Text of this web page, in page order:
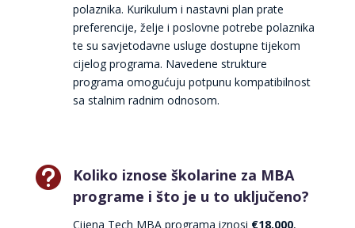
polaznika. Kurikulum i nastavni plan prate
preferencije, želje i poslovne potrebe polaznika
te su savjetodavne usluge dostupne tijekom
cijelog programa. Navedene strukture
programa omogućuju potpunu kompatibilnost
sa stalnim radnim odnosom.

Koliko iznose školarine za MBA
programe i što je u to uključeno?
Cijena Tech MBA programa iznosi €18.000,